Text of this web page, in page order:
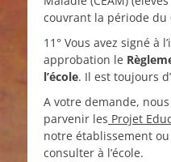
couvrant la période du
11° Vous avez signé à
approbation le
l’école. Il est toujours
A votre demande,
parvenir les Projet
notre établissement
consulter à l’école.